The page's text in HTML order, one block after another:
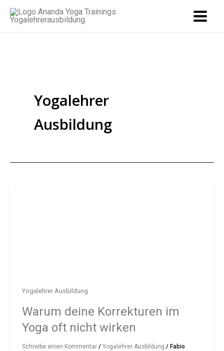
Zum
Inhalt
Yogalehrer
Ausbildung
Yogalehrer Ausbildung
Warum deine Korrekturen im
Yoga oft nicht wirken
Schreibe einen Kommentar / Yogalehrer Ausbildung / Fabio